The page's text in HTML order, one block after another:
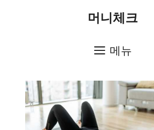
머니체크
메뉴